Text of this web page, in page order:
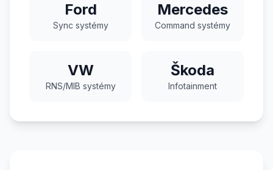
Ford
Sync systémy
Mercedes
Command systémy
VW
RNS/MIB systémy
Škoda
Infotainment